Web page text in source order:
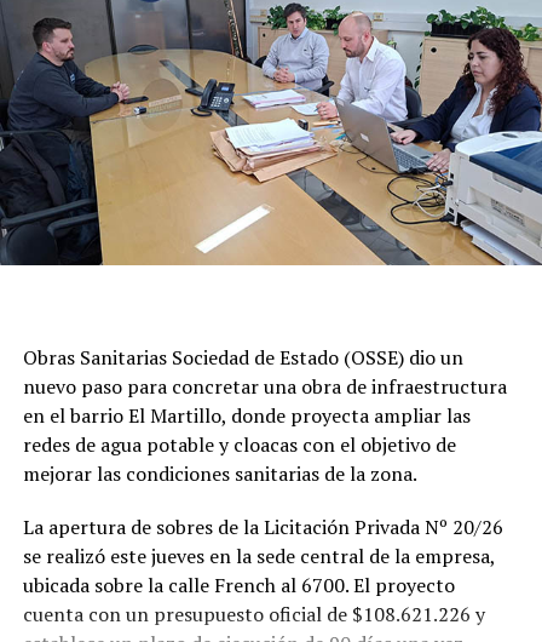
Obras Sanitarias Sociedad de Estado (OSSE) dio un
nuevo paso para concretar una obra de infraestructura
en el barrio El Martillo, donde proyecta ampliar las
redes de agua potable y cloacas con el objetivo de
mejorar las condiciones sanitarias de la zona.
La apertura de sobres de la Licitación Privada Nº 20/26
se realizó este jueves en la sede central de la empresa,
ubicada sobre la calle French al 6700. El proyecto
cuenta con un presupuesto oficial de $108.621.226 y